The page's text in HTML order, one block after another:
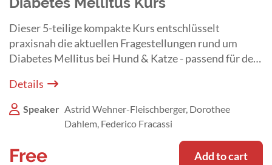
Dieser 5-teilige kompakte Kurs entschlüsselt
praxisnah die aktuellen Fragestellungen rund um
Diabetes Mellitus bei Hund & Katze - passend für den
Details
Speaker Astrid Wehner-Fleischberger, Dorothee
Dahlem, Federico Fracassi
Free Add to cart